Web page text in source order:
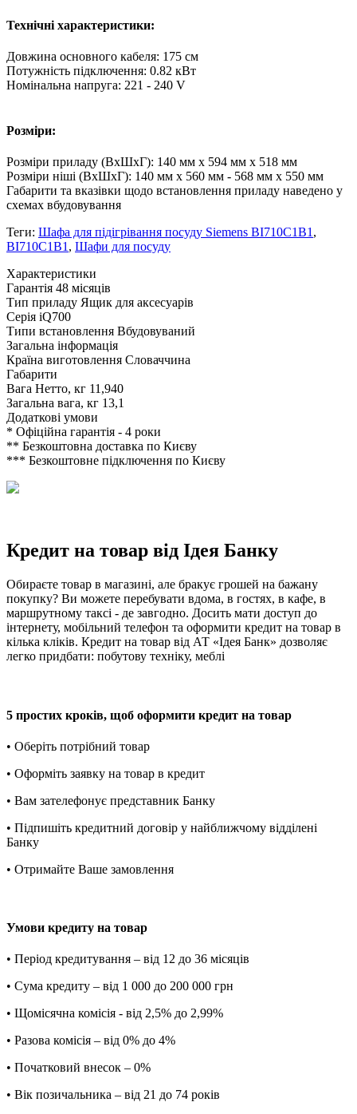
Технічні характеристики:
Довжина основного кабеля: 175 см
Потужність підключення: 0.82 кВт
Номінальна напруга: 221 - 240 V
Розміри:
Розміри приладу (ВхШхГ): 140 мм x 594 мм x 518 мм
Розміри ніші (ВхШхГ): 140 мм x 560 мм - 568 мм x 550 мм
Габарити та вказівки щодо встановлення приладу наведено у
схемах вбудовування
Теги: Шафа для підігрівання посуду Siemens BI710C1B1,
BI710C1B1, Шафи для посуду
Xарактеристики
Гарантія 48 місяців
Тип приладу Ящик для аксесуарів
Серія iQ700
Типи встановлення Вбудовуваний
Загальна інформація
Країна виготовлення Словаччина
Габарити
Вага Нетто, кг 11,940
Загальна вага, кг 13,1
Додаткові умови
* Офіційна гарантія - 4 роки
** Безкоштовна доставка по Києву
*** Безкоштовне підключення по Києву
Кредит на товар від Ідея Банку
Обираєте товар в магазині, але бракує грошей на бажану
покупку? Ви можете перебувати вдома, в гостях, в кафе, в
маршрутному таксі - де завгодно. Досить мати доступ до
інтернету, мобільний телефон та оформити кредит на товар в
кілька кліків. Кредит на товар від АТ «Ідея Банк» дозволяє
легко придбати: побутову техніку, меблі
5 простих кроків, щоб оформити кредит на товар
• Оберіть потрібний товар
• Оформіть заявку на товар в кредит
• Вам зателефонує представник Банку
• Підпишіть кредитний договір у найближчому відділені
Банку
• Отримайте Ваше замовлення
Умови кредиту на товар
• Період кредитування – від 12 до 36 місяців
• Сума кредиту – від 1 000 до 200 000 грн
• Щомісячна комісія - від 2,5% до 2,99%
• Разова комісія – від 0% до 4%
• Початковий внесок – 0%
• Вік позичальника – від 21 до 74 років